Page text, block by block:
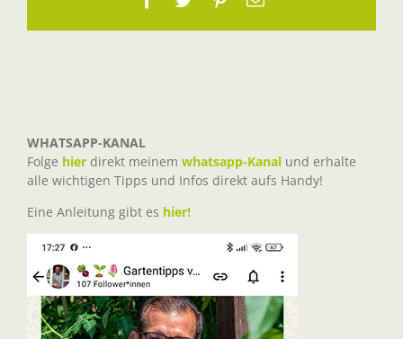
WHATSAPP-KANAL
Folge hier direkt meinem whatsapp-Kanal und erhalte
alle wichtigen Tipps und Infos direkt aufs Handy!
Eine Anleitung gibt es hier!